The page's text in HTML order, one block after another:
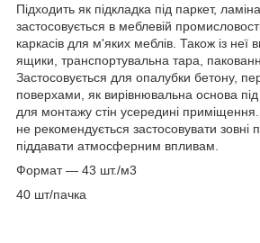
Підходить як підкладка під паркет,
застосовується в меблевій
каркасів для м'яких меблів. Також із неї
ящики, транспортувальна тара,
Застосовується для опалубки бетону,
поверхами, як вирівнювальна основа під
для монтажу стін усередині
не рекомендується застосовувати зовні
піддавати атмосферним впливам.
Формат — 43 шт./м3
40 шт/пачка